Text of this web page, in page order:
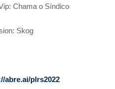
Chama o Síndico
Skog
abre.ai/plrs2022